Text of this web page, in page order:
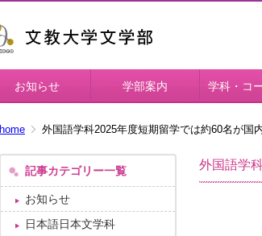
お知らせ 学部案内 学科・コ
home 外国語学科2025年度短期留学では約60名が国
外国語学
記事カテゴリー一覧
お知らせ
日本語日本文学科